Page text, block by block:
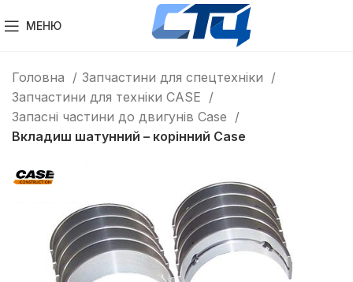
МЕНЮ
Головна
Запчастини для спецтехніки
Запчастини для техніки CASE
Запасні частини до двигунів Case
Вкладиш шатунний – корінний Case